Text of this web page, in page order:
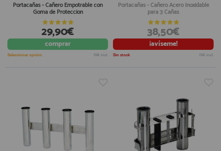
Portacañas - Cañero Empotrable con
Goma de Proteccion
29,90€
comprar
Seleccionar opción IVA incl.
Portacañas - Cañero Acero Inoxidable
para 3 Cañas
38,50€
¡avíseme!
Sin stock IVA incl.